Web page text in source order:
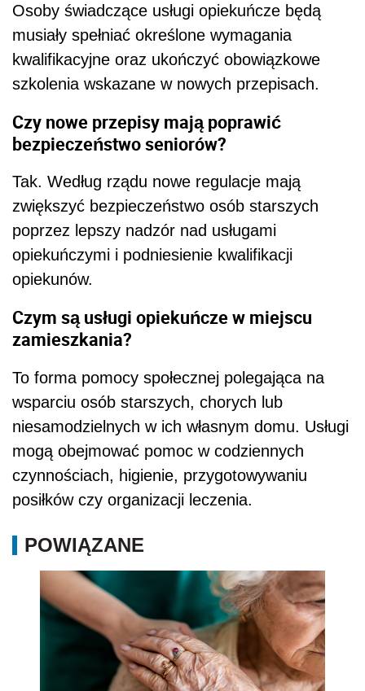
Osoby świadczące usługi opiekuńcze będą
musiały spełniać określone wymagania
kwalifikacyjne oraz ukończyć obowiązkowe
szkolenia wskazane w nowych przepisach.
Czy nowe przepisy mają poprawić
bezpieczeństwo seniorów?
Tak. Według rządu nowe regulacje mają
zwiększyć bezpieczeństwo osób starszych
poprzez lepszy nadzór nad usługami
opiekuńczymi i podniesienie kwalifikacji
opiekunów.
Czym są usługi opiekuńcze w miejscu
zamieszkania?
To forma pomocy społecznej polegająca na
wsparciu osób starszych, chorych lub
niesamodzielnych w ich własnym domu. Usługi
mogą obejmować pomoc w codziennych
czynnościach, higienie, przygotowywaniu
posiłków czy organizacji leczenia.
POWIĄZANE